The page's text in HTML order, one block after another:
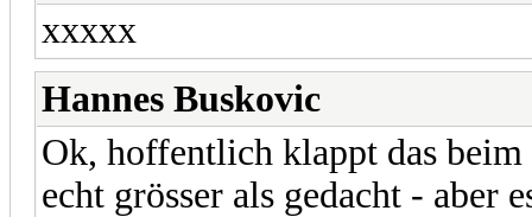
xxxxx
Hannes Buskovic
Ok, hoffentlich klappt das
echt grösser als gedacht - aber